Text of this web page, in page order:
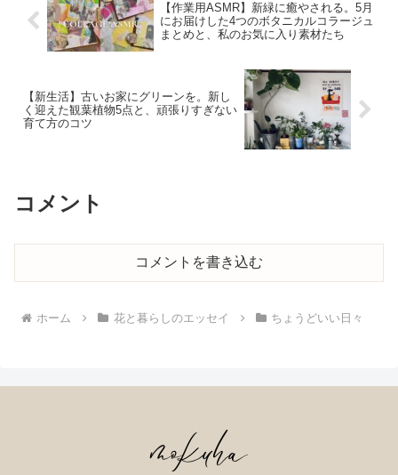
【作業用ASMR】新緑に癒やされる。5月
にお届けした4つのボタニカルコラージュ
まとめと、私のお気に入り素材たち
【新生活】古いお家にグリーンを。新し
く迎えた観葉植物5点と、頑張りすぎない
育て方のコツ
コメント
コメントを書き込む
ホーム 花と暮らしのエッセイ ちょうどいい日々